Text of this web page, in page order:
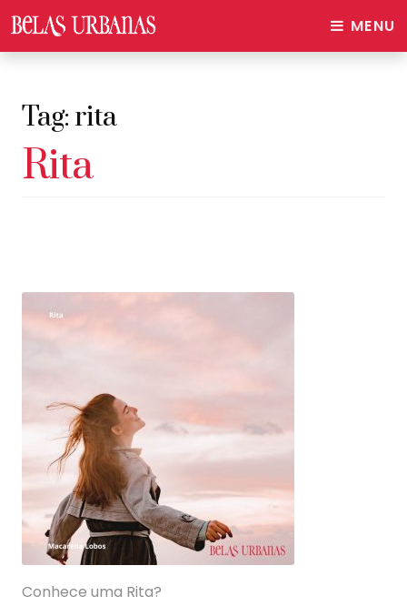
MENU
Tag:rita
Rita
Conhece uma Rita?